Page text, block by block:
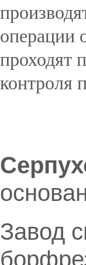
операции
проходят
контроля
Завод